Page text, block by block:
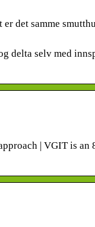
det samme
delta selv med
| VGIT is an